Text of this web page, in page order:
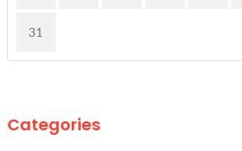
31
Categories